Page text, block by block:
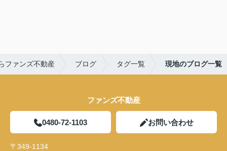
ファンズ不動産 ブログ タグ一覧 現地のブログ一覧
ファンズ不動産
0480-72-1103 お問い合わせ
〒349-1134